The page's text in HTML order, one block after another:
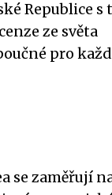
Republice s
ze světa
pro
se zaměřují